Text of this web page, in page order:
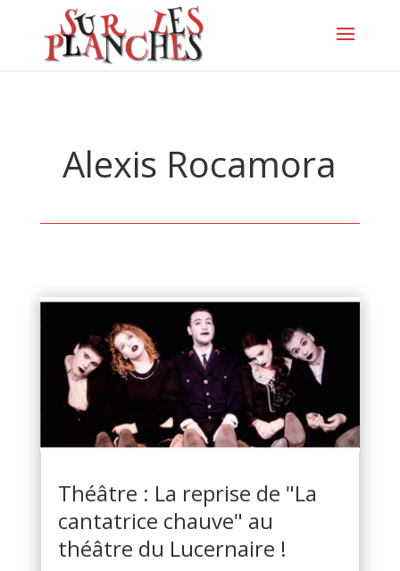
Alexis Rocamora
Théâtre : La reprise de "La
cantatrice chauve" au
théâtre du Lucernaire !